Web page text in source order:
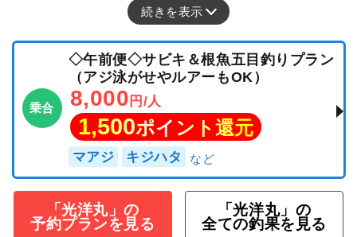
続きを表示
乗合
◇午前便◇サビキ＆根魚五目釣りプラン
（アジ泳がせやルアーもOK）
8,000 円/人
1,500ポイント還元
マアジ キジハタ
「光洋丸」の
予約プランを見る
「光洋丸」の
全ての釣果を見る